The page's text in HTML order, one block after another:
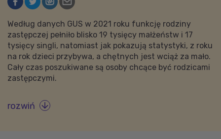
Według danych GUS w 2021 roku funkcję rodziny
zastępczej pełniło blisko 19 tysięcy małżeństw i 17
tysięcy singli, natomiast jak pokazują statystyki, z roku
na rok dzieci przybywa, a chętnych jest wciąż za mało.
Cały czas poszukiwane są osoby chcące być rodzicami
zastępczymi.
rozwiń 